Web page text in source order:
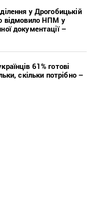
у Дрогобицькій
відмовило НПМ у
документації –
61% готові
скільки потрібно –